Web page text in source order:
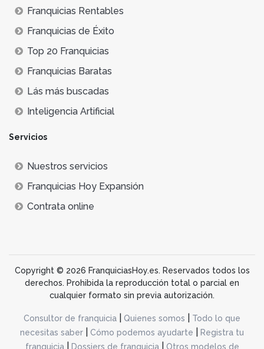
Franquicias Rentables
Franquicias de Éxito
Top 20 Franquicias
Franquicias Baratas
Lás más buscadas
Inteligencia Artificial
Servicios
Nuestros servicios
Franquicias Hoy Expansión
Contrata online
Copyright © 2026 FranquiciasHoy.es. Reservados todos los
derechos. Prohibida la reproducción total o parcial en
cualquier formato sin previa autorización.
Consultor de franquicia Quienes somos
Todo lo que
necesitas saber
Cómo podemos ayudarte
Registra tu
franquicia| Dossiers de franquicia| Otros modelos de